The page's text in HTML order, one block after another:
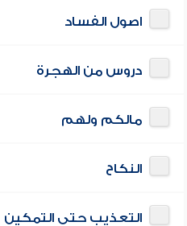
اصول الفساد
دروس من الهجرة
مالكم ولهم
النكاح
التعذيب حتى التمكين